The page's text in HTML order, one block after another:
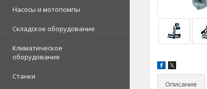
Насосы и мотопомпы
Складское оборудование
Климатическое
оборудование
Станки
Описание